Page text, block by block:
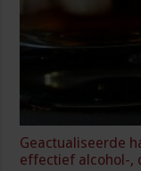
Geactualiseerde
effectief alcohol-,